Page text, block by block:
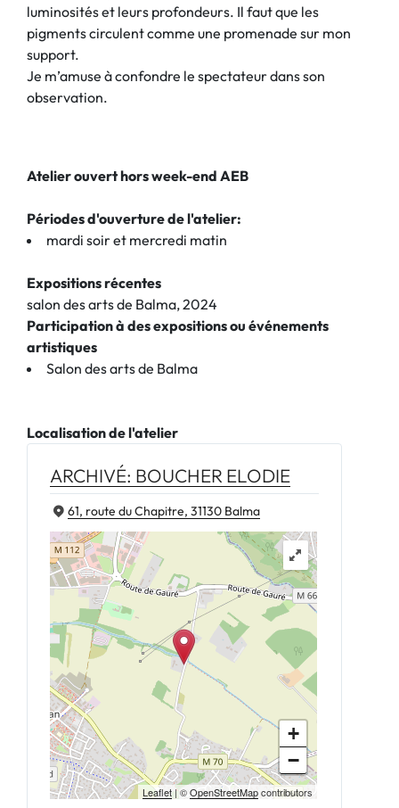
luminosités et leurs profondeurs. Il faut que les
pigments circulent comme une promenade sur mon
support.
Je m’amuse à confondre le spectateur dans son
observation.
Atelier ouvert hors week-end AEB
Périodes d'ouverture de l'atelier:
mardi soir et mercredi matin
Expositions récentes
salon des arts de Balma, 2024
Participation à des expositions ou événements
artistiques
Salon des arts de Balma
Localisation de l'atelier
ARCHIVÉ: BOUCHER ELODIE
61, route du Chapitre, 31130 Balma
+
−
Leaflet | ©OpenStreetMapcontributors